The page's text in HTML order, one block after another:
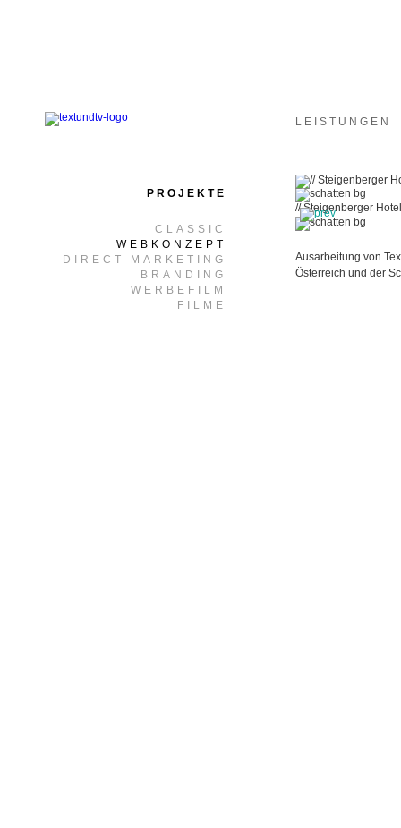
LEISTUNGEN
PROJEKTE
CLASSIC
WEBKONZEPT
DIRECT MARKETING
BRANDING
WERBEFILM
FILME
// Steigenberger
Ausarbeitung von
Österreich und der